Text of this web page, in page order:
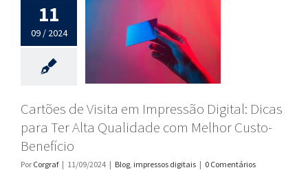
11
09 / 2024
Cartões de Visita em
Impressão Digital:
Dicas para Ter Alta
Qualidade com
Benefício
Cartões de Visita em Impressão Digital: Dicas
para Ter Alta Qualidade com Melhor Custo-
Benefício
Por Corgraf | 11/09/2024 | Blog impressos digitais | 0 Comentários